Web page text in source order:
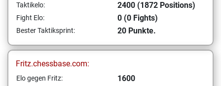
Taktikelo: 2400 (1872 Positions)
Fight Elo: 0 (0 Fights)
Bester Taktiksprint: 20 Punkte.
Fritz.chessbase.com:
Elo gegen Fritz: 1600